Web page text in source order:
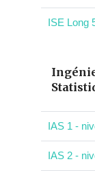
ISE Long
IAS 1 -
IAS 2 -